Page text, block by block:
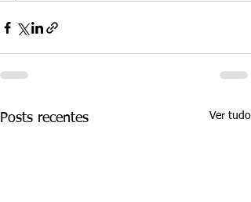
Posts recentes Ver tudo